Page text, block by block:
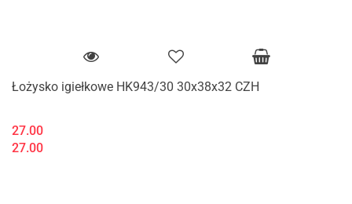
Łożysko igiełkowe HK943/30 30x38x32 CZH
27.00
27.00